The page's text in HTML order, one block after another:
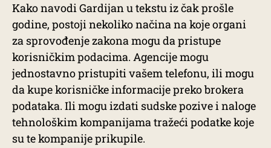
Kako navodi Gardijan u tekstu iz čak prošle
godine, postoji nekoliko načina na koje organi
za sprovođenje zakona mogu da pristupe
korisničkim podacima. Agencije mogu
jednostavno pristupiti vašem telefonu, ili mogu
da kupe korisničke informacije preko brokera
podataka. Ili mogu izdati sudske pozive i naloge
tehnološkim kompanijama tražeći podatke koje
su te kompanije prikupile.